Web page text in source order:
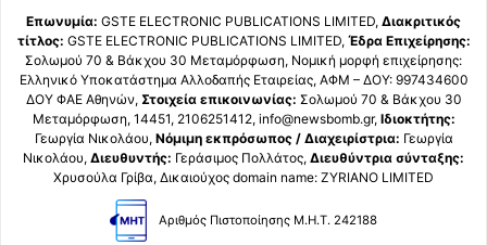
Επωνυμία: GSTE ELECTRONIC PUBLICATIONS LIMITED, Διακριτικός
τίτλος: GSTE ELECTRONIC PUBLICATIONS LIMITED, Έδρα Επιχείρησης:
Σολωμού 70 & Βάκχου 30 Μεταμόρφωση, Νομική μορφή επιχείρησης:
Ελληνικό Υποκατάστημα Αλλοδαπής Εταιρείας, ΑΦΜ – ΔΟΥ: 997434600
ΔΟΥ ΦΑΕ Αθηνών, Στοιχεία επικοινωνίας: Σολωμού 70 & Βάκχου 30
Μεταμόρφωση, 14451, 2106251412, info@newsbomb.gr, Ιδιοκτήτης:
Γεωργία Νικολάου, Νόμιμη εκπρόσωπος / Διαχειρίστρια: Γεωργία
Νικολάου, Διευθυντής: Γεράσιμος Πολλάτος, Διευθύντρια σύνταξης:
Χρυσούλα Γρίβα, Δικαιούχος domain name: ZYRIANO LIMITED
Αριθμός Πιστοποίησης Μ.Η.Τ. 242188